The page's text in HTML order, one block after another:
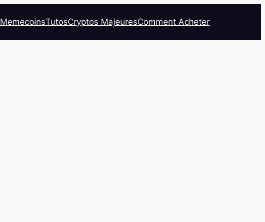
MemecoinsTutosCryptos MajeuresComment Acheter